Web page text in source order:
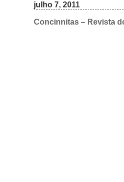
julho 7, 2011
Concinnitas – Revista